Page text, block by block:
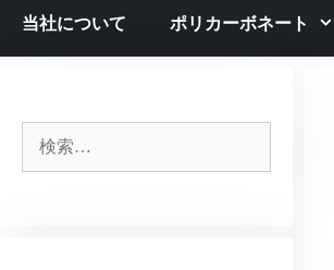
キ
当社について ポリカーボネート
索: